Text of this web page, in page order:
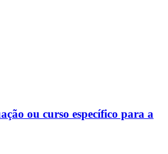
ou curso específico para a